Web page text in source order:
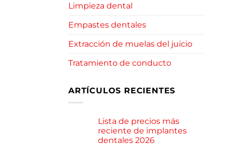
Limpieza dental
Empastes dentales
Extracción de muelas del juicio
Tratamiento de conducto
ARTÍCULOS RECIENTES
Lista de precios más
reciente de implantes
dentales 2026